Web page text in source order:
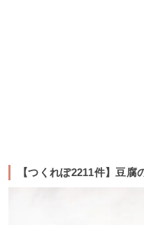
【つくれぽ2211件】豆腐